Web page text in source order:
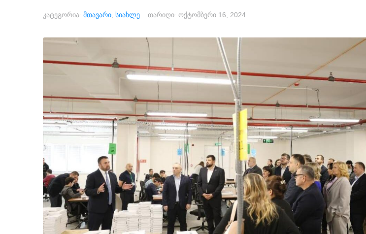
კატეგორია: მთავარი სიახლე თარიღი: ოქტომბერი 16, 2024